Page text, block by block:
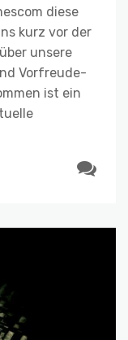
diese
kurz vor der
unsere
Vorfreude-
ist ein